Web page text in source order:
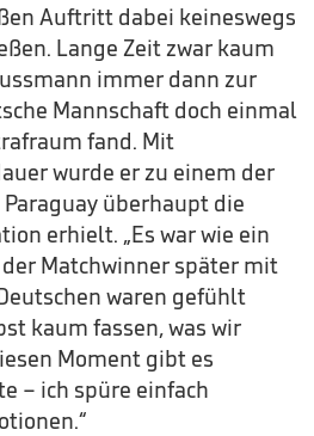
Auftritt dabei keineswegs
Lange Zeit zwar kaum
immer dann zur
Mannschaft doch einmal
fand. Mit
wurde er zu einem der
überhaupt die
erhielt. „Es war wie ein
Matchwinner später mit
waren gefühlt
kaum fassen, was wir
Moment gibt es
– ich spüre einfach